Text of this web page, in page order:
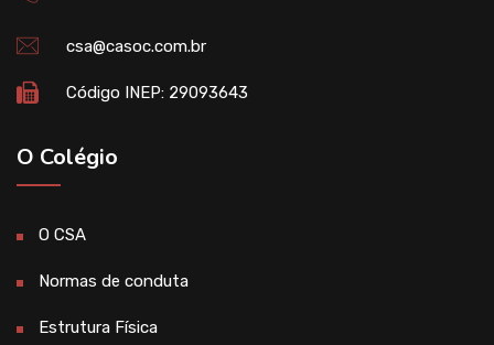
csa@casoc.com.br
Código INEP: 29093643
O Colégio
O CSA
Normas de conduta
Estrutura Física